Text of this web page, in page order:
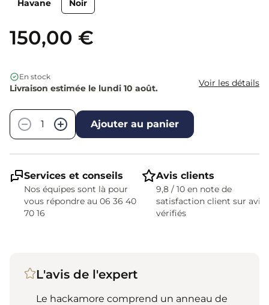
Havane
Noir
150,00 €
En stock
Livraison estimée le lundi 10 août. Voir les détails
−
+ Ajouter au panier
Services et conseils
Nos équipes sont là pour
vous répondre au 06 36 40
70 16
Avis clients
9,8 / 10 en note de
satisfaction client sur avis
vérifiés
L'avis de l'expert
Le hackamore comprend un anneau de